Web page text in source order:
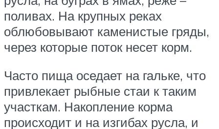
поливах. На крупных реках
облюбовывают каменистые гряды,
через которые поток несет корм.
Часто пища оседает на гальке, что
привлекает рыбные стаи к таким
участкам. Накопление корма
происходит и на изгибах русла, и